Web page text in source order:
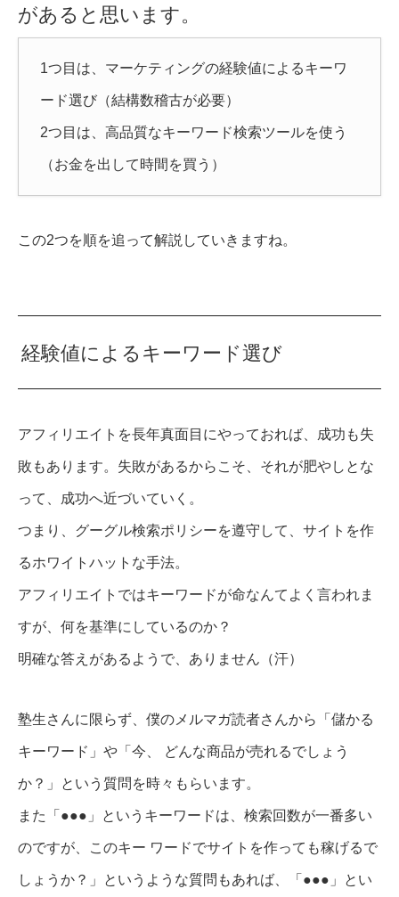
があると思います。
1つ目は、マーケティングの経験値によるキーワ
ード選び（結構数稽古が必要）
2つ目は、高品質なキーワード検索ツールを使う
（お金を出して時間を買う）
この2つを順を追って解説していきますね。
経験値によるキーワード選び
アフィリエイトを長年真面目にやっておれば、成功も失
敗もあります。失敗があるからこそ、それが肥やしとな
って、成功へ近づいていく。
つまり、グーグル検索ポリシーを遵守して、サイトを作
るホワイトハットな手法。
アフィリエイトではキーワードが命なんてよく言われま
すが、何を基準にしているのか？
明確な答えがあるようで、ありません（汗）
塾生さんに限らず、僕のメルマガ読者さんから「儲かる
キーワード」や「今、 どんな商品が売れるでしょう
か？」という質問を時々もらいます。
また「●●●」というキーワードは、検索回数が一番多い
のですが、このキー ワードでサイトを作っても稼げるで
しょうか？」というような質問もあれば、「●●●」とい